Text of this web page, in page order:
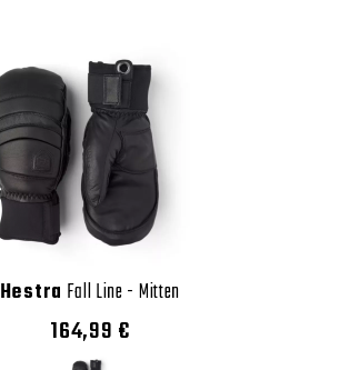
Hestra Fall Line - Mitten
164,99 €